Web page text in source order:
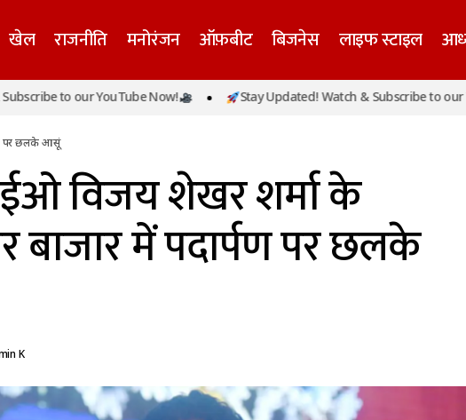
खेल राजनीति मनोरंजन ऑफ़बीट बिजनेस लाइफ स्टाइल
पेटीएम के सीईओ विजय शेखर शर्मा के कंपनी के शेयर बाजार में
to our YouTube Now! Stay Updated! Watch & Subscribe to our
पर छलके आसूं
विजय शेखर शर्मा के
में पदार्पण पर छलके
K